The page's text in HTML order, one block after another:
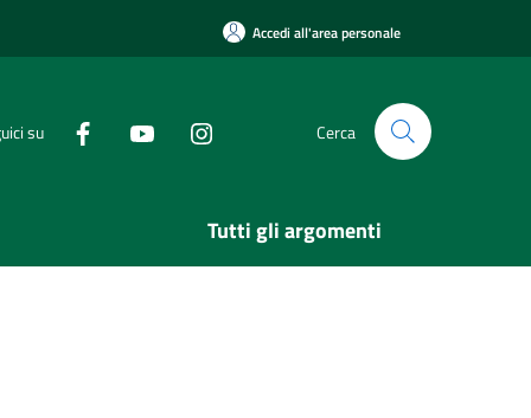
Accedi all'area personale
su Cerca
Tutti gli argomenti